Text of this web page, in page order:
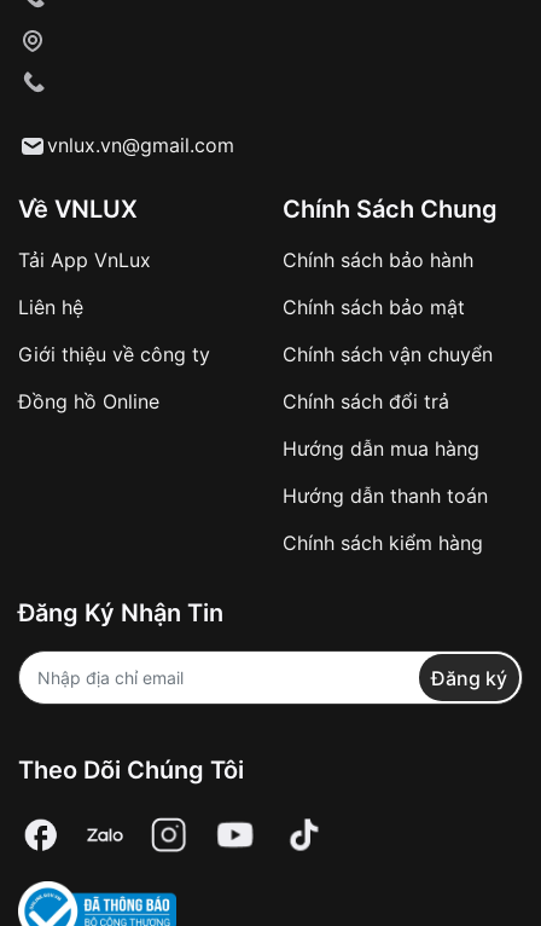
vnlux.vn@gmail.com
Về VNLUX
Tải App VnLux
Liên hệ
Giới thiệu về công ty
Đồng hồ Online
Chính Sách Chung
Chính sách bảo hành
Chính sách bảo mật
Chính sách vận chuyển
Chính sách đổi trả
Hướng dẫn mua hàng
Hướng dẫn thanh toán
Chính sách kiểm hàng
Đăng Ký Nhận Tin
Đăng ký
Theo Dõi Chúng Tôi